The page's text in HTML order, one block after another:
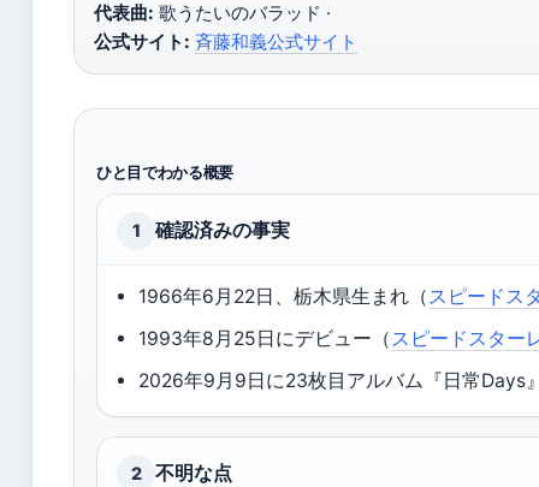
代表曲: 歌うたいのバラッド ·
公式サイト: 斉藤和義公式サイト
ひと目でわかる概要
1 確認済みの事実
1966年6月22日、栃木県生まれ（スピードス
1993年8月25日にデビュー（スピードスター
2026年9月9日に23枚目アルバム『日常Days
2 不明な点